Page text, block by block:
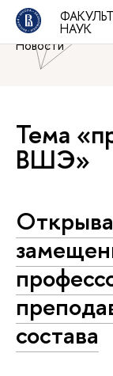
НАУК
Национальный
школа экономики»
Новости
Тема
ВШЭ»
состава